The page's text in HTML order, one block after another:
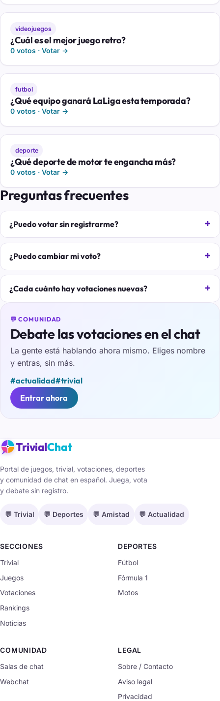
videojuegos
¿Cuál es el mejor juego retro?
0 votos · Votar →
futbol
¿Qué equipo ganará LaLiga esta temporada?
0 votos · Votar →
deporte
¿Qué deporte de motor te engancha más?
0 votos · Votar →
Preguntas frecuentes
¿Puedo votar sin registrarme?
¿Puedo cambiar mi voto?
¿Cada cuánto hay votaciones nuevas?
💬 COMUNIDAD
Debate las votaciones en el chat
La gente está hablando ahora mismo. Eliges nombre
y entras, sin más.
#actualidad#trivial
Entrar ahora
TrivialChat
Portal de juegos, trivial, votaciones, deportes
y comunidad de chat en español. Juega, vota
y debate sin registro.
💬 Trivial 💬 Deportes 💬 Amistad 💬 Actualidad
SECCIONES
Trivial
Juegos
Votaciones
Rankings
Noticias
DEPORTES
Fútbol
Fórmula 1
Motos
COMUNIDAD
Salas de chat
Webchat
LEGAL
Sobre / Contacto
Aviso legal
Privacidad